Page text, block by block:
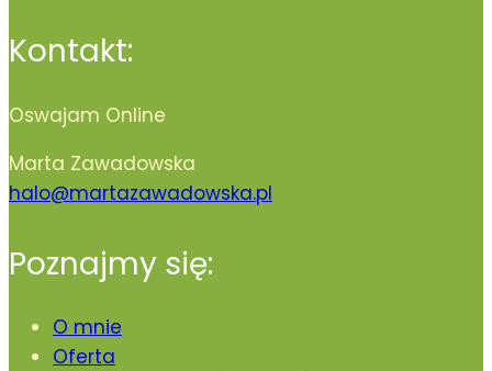
Kontakt:
Oswajam Online
Marta Zawadowska
halo@martazawadowska.pl
Poznajmy się:
O mnie
Oferta